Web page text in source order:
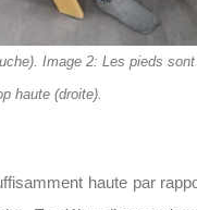
Image 2: Les pieds
haute (droite).
haute par